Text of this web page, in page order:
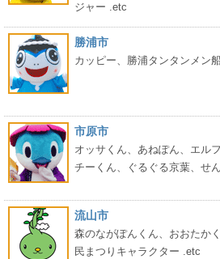
ジャー .etc
勝浦市
カッピー、勝浦タンタンメン
市原市
オッサくん、あねぽん、エル
チーくん、ぐるぐる京葉、せ
流山市
森のながぽんくん、おおたか
民まつりキャラクター .etc